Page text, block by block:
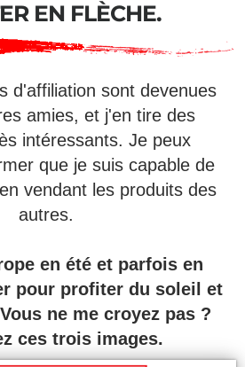
EN FLÈCHE.
d'affiliation sont devenues
amies, et j'en tire des
intéressants. Je peux
que je suis capable de
vendant les produits des
autres.
en été et parfois en
pour profiter du soleil et
ne me croyez pas ?
ces trois images.